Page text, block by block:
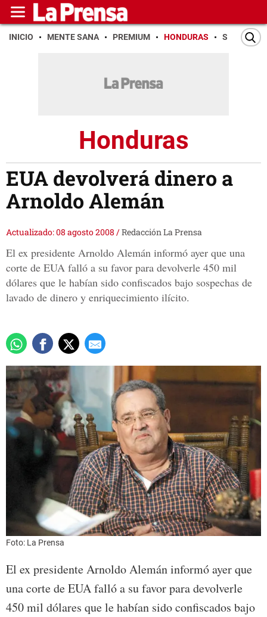
INICIO MENTE SANA PREMIUM HONDURAS SAN PEDRO
Honduras
EUA devolverá dinero a
Arnoldo Alemán
Actualizado: 08 agosto 2008 /Redacción La Prensa
El ex presidente Arnoldo Alemán informó ayer que una
corte de EUA falló a su favor para devolverle 450 mil
dólares que le habían sido confiscados bajo sospechas de
lavado de dinero y enriquecimiento ilícito.
Foto: La Prensa
El ex presidente Arnoldo Alemán informó ayer que
una corte de EUA falló a su favor para devolverle
450 mil dólares que le habían sido confiscados bajo